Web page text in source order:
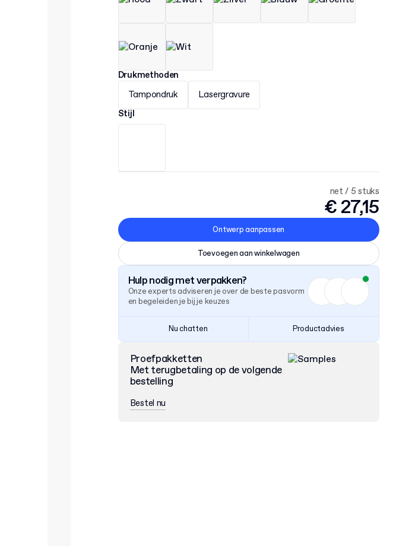
Drukmethoden
Tampondruk
Lasergravure
Stijl
net / 5 stuks
€ 27,15
Ontwerp aanpassen
Toevoegen aan winkelwagen
Hulp nodig met verpakken?
Onze experts adviseren je over de beste pasvorm
en begeleiden je bij je keuzes
Nu chatten Productadvies
Proefpakketten
Met terugbetaling op de volgende
bestelling
Bestel nu